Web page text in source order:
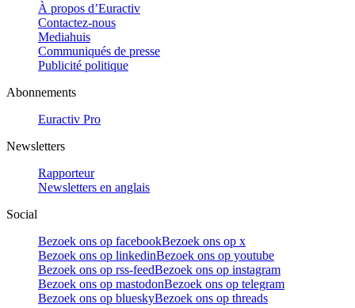
À propos d’Euractiv
Contactez-nous
Mediahuis
Communiqués de presse
Publicité politique
Abonnements
Euractiv Pro
Newsletters
Rapporteur
Newsletters en anglais
Social
Bezoek ons op facebookBezoek ons op x
Bezoek ons op linkedinBezoek ons op youtube
Bezoek ons op rss-feedBezoek ons op instagram
Bezoek ons op mastodonBezoek ons op telegram
Bezoek ons op blueskyBezoek ons op threads